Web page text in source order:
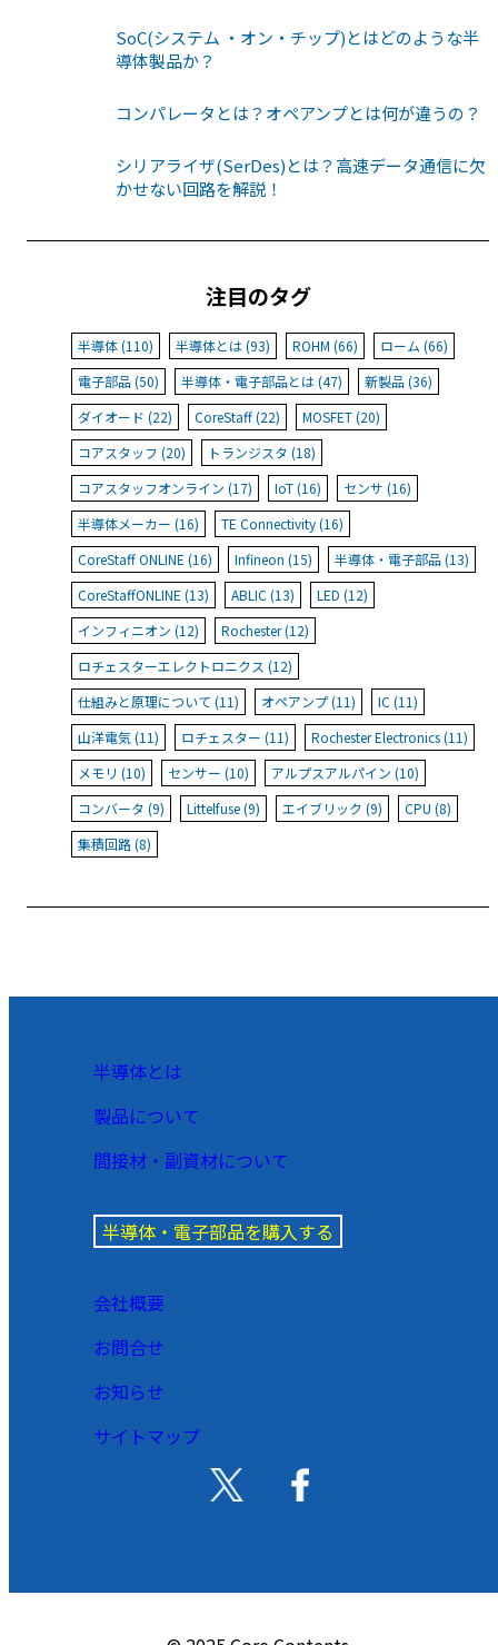
SoC(システム ・オン・チップ)とはどのような半
導体製品か？
コンパレータとは？オペアンプとは何が違うの？
シリアライザ(SerDes)とは？高速データ通信に欠
かせない回路を解説！
注目のタグ
半導体 (110) 半導体とは (93) ROHM (66)
ローム (66)
電子部品 (50)
半導体・電子部品とは (47)
新製品 (36)
ダイオード (22)
CoreStaff (22)
MOSFET (20)
コアスタッフ (20)
トランジスタ (18)
コアスタッフオンライン (17)
IoT (16)
センサ (16)
半導体メーカー (16)
TE Connectivity (16)
CoreStaff ONLINE (16)
Infineon (15)
半導体・電子部品 (13)
CoreStaffONLINE (13)
ABLIC (13)
LED (12)
インフィニオン (12)
Rochester (12)
ロチェスターエレクトロニクス (12)
仕組みと原理について (11)
オペアンプ (11)
IC (11)
山洋電気 (11)
ロチェスター (11)
Rochester Electronics (11)
メモリ (10)
センサー (10)
アルプスアルパイン (10)
コンバータ (9)
Littelfuse (9) エイブリック (9)
CPU (8)
集積回路 (8)
半導体とは
製品について
間接材・副資材について
半導体・電子部品を購入する
会社概要
お問合せ
お知らせ
サイトマップ